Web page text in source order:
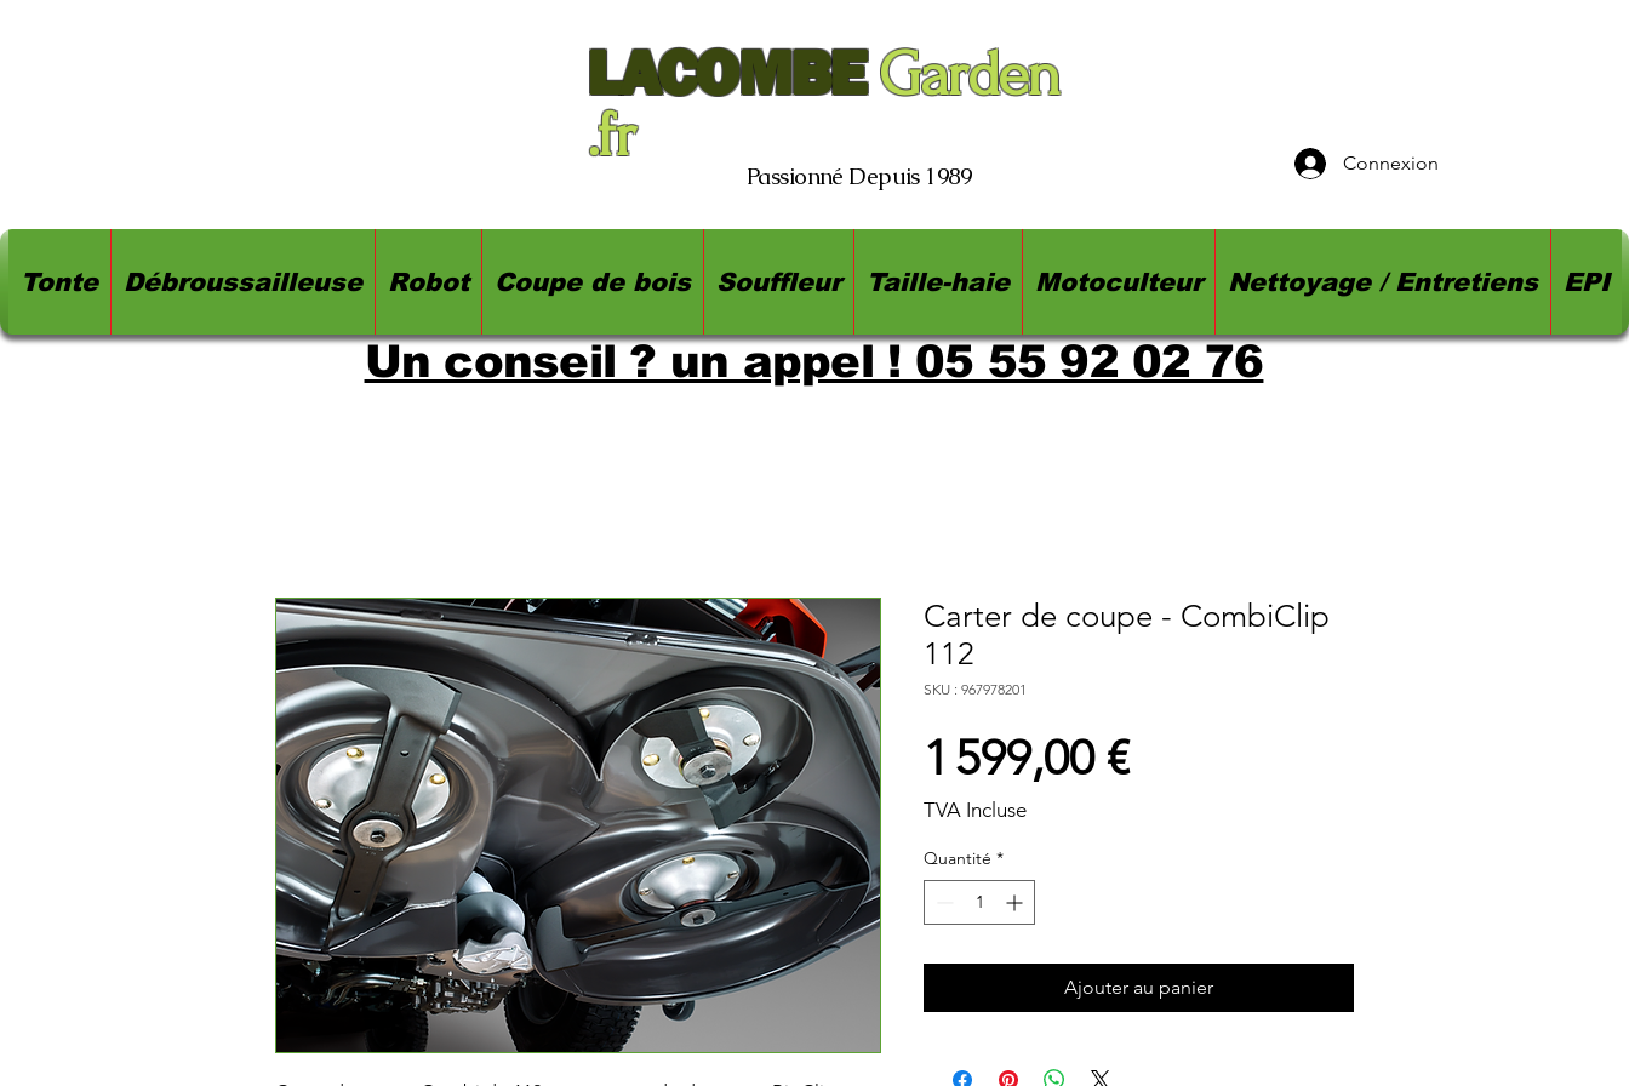
LACOMBE Garden
.fr
Passionné Depuis 1989 Connexion
Tonte Débroussailleuse Robot Coupe de bois Souffleur Taille-haie Motoculteur Nettoyage / Entretiens EPI
Un conseil ? un appel ! 05 55 92 02 76
Carter de coupe - CombiClip
112
SKU : 967978201
1 599,00 €Prix
TVA Incluse
Quantité *
Ajouter au panier